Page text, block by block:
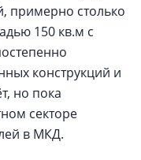
примерно столько
150 кв.м с
конструкций и
но пока
секторе
в МКД.